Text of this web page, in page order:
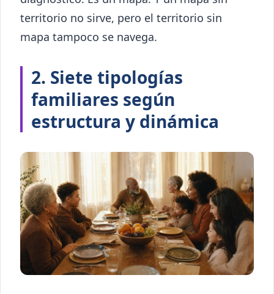
territorio no sirve, pero el territorio sin
mapa tampoco se navega.
2. Siete tipologías
familiares según
estructura y dinámica